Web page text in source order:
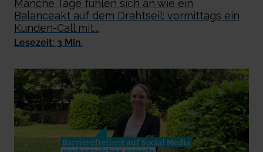
Manche Tage fühlen sich an wie ein
Balanceakt auf dem Drahtseil: vormittags ein
Kunden-Call mit...
Lesezeit: 3 Min.